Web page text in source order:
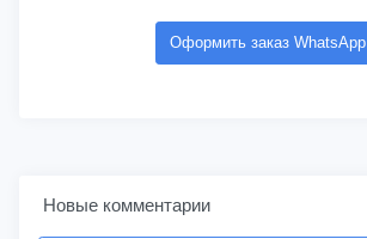
Оформить заказ WhatsApp
Новые комментарии